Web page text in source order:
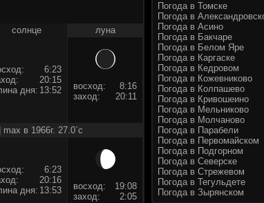
солнце луна
6:23
20:15
дня: 13:52 восход:
8:16
заход:
20:11
в 1966г. 27.0`c
6:23
20:16
дня: 13:53 восход:
19:08
заход:
2:05
Погода в Томске
Погода в
Погода в Асино
Погода в Бакчаре
Погода в Белом Яре
Погода в Каргаске
Погода в Кедровом
Погода в Кожевниково
Погода в Колпашево
Погода в Кривошеино
Погода в Мельниково
Погода в Молчаново
Погода в Парабели
Погода в Первомайском
Погода в Подгорном
Погода в Северске
Погода в Стрежевом
Погода в Тегульдете
Погода в Зырянском